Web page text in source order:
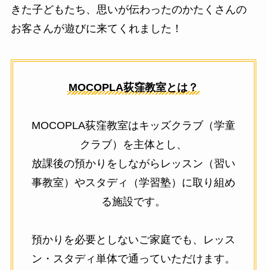
きた子どもたち、思いが伝わったのかたくさんの
お客さんが遊びに来てくれました！
MOCOPLA荻窪教室とは？
MOCOPLA荻窪教室はキッズクラブ（学童
クラブ）を主体とし、
放課後の預かりをしながらレッスン（習い
事教室）やスタディ（学習塾）に取り組め
る施設です。
預かりを必要としないご家庭でも、レッス
ン・スタディ単体で通っていただけます。